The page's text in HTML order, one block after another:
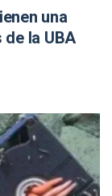
una
la UBA